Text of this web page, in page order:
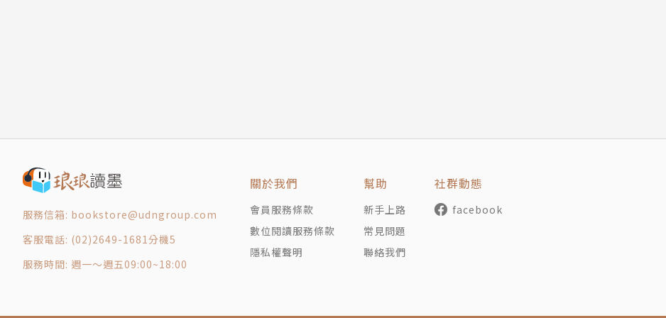
特色3 美國版由《奇蹟男孩》出版社 Knopf以六位數美金高價簽下，至今已售出16國版權。
瑞安儂・納文出生於德國柏林，在成為一位全職媽媽和作家前，曾在美國紐約從事廣告工作。2012年，發生在康乃
州的桑迪．胡克小學槍擊案，讓她領悟到自己的孩子必須在一個充滿恐懼的環境中成長，促使她提筆寫下這本小說，
第十七章 感覺的畫
第十九章 醒來
第二十一章 戰號
第二十二章 道別
第二十三章 殺人的目光
服務信箱: bookstore@udngroup.com
客服電話: (02)2649-1681分機5
服務時間: 週一～週五09:00~18:00
關於我們
會員服務條款
數位閱讀服務條款
隱私權聲明
幫助
新手上路
常見問題
聯絡我們
社群動態
facebook